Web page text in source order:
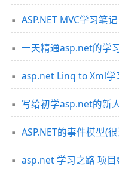
ASP.NET MVC学习笔记
一天精通asp.net的学
asp.net Linq to Xml学
写给初学asp.net的新
ASP.NET的事件模型(
asp.net 学习之路 项